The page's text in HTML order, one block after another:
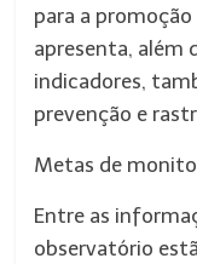
para a
apresenta, além
indicadores,
prevenção e
Metas de
Entre as
observatório